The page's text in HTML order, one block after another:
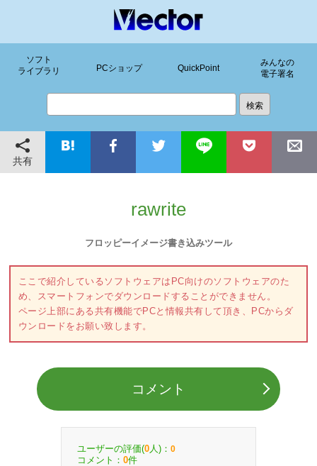
ソフト
ライブラリ
PCショップ QuickPoint
みんなの
電子署名
共有
rawrite
フロッピーイメージ書き込みツール
ここで紹介しているソフトウェアはPC向けのソフトウェアのた
め、スマートフォンでダウンロードすることができません。
ページ上部にある共有機能でPCと情報共有して頂き、PCからダ
ウンロードをお願い致します。
コメント
ユーザーの評価(0 人)： 0
コメント： 0件